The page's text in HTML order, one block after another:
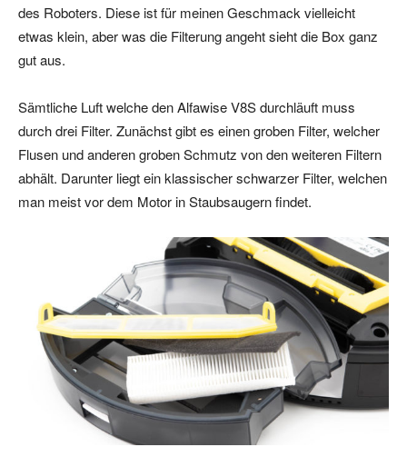
des Roboters. Diese ist für meinen Geschmack vielleicht
etwas klein, aber was die Filterung angeht sieht die Box ganz
gut aus.
Sämtliche Luft welche den Alfawise V8S durchläuft muss
durch drei Filter. Zunächst gibt es einen groben Filter, welcher
Flusen und anderen groben Schmutz von den weiteren Filtern
abhält. Darunter liegt ein klassischer schwarzer Filter, welchen
man meist vor dem Motor in Staubsaugern findet.